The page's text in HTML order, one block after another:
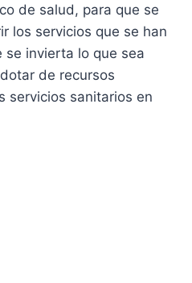
de salud, para que se
los servicios que se han
se invierta lo que sea
de recursos
servicios sanitarios en